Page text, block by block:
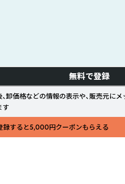
無料で登録
卸価格などの情報の表示や、販売元に
す
録すると5,000円クーポンもらえる